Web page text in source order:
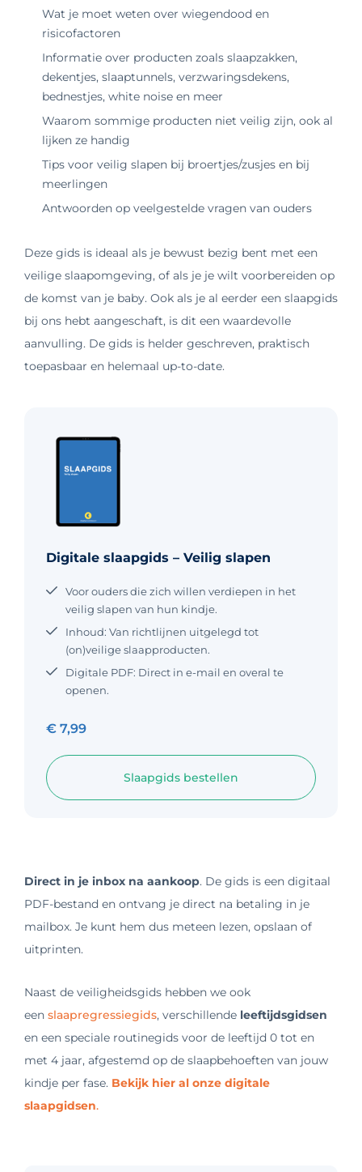
Wat je moet weten over wiegendood en
risicofactoren
Informatie over producten zoals slaapzakken,
dekentjes, slaaptunnels, verzwaringsdekens,
bednestjes, white noise en meer
Waarom sommige producten niet veilig zijn, ook al
lijken ze handig
Tips voor veilig slapen bij broertjes/zusjes en bij
meerlingen
Antwoorden op veelgestelde vragen van ouders
Deze gids is ideaal als je bewust bezig bent met een
veilige slaapomgeving, of als je je wilt voorbereiden op
de komst van je baby. Ook als je al eerder een slaapgids
bij ons hebt aangeschaft, is dit een waardevolle
aanvulling. De gids is helder geschreven, praktisch
toepasbaar en helemaal up-to-date.
Digitale slaapgids – Veilig slapen
Voor ouders die zich willen verdiepen in het
veilig slapen van hun kindje.
Inhoud: Van richtlijnen uitgelegd tot
(on)veilige slaapproducten.
Digitale PDF: Direct in e-mail en overal te
openen.
€ 7,99
Slaapgids bestellen
Direct in je inbox na aankoop. De gids is een digitaal
PDF-bestand en ontvang je direct na betaling in je
mailbox. Je kunt hem dus meteen lezen, opslaan of
uitprinten.
Naast de veiligheidsgids hebben we ook
een slaapregressiegids, verschillende leeftijdsgidsen
en een speciale routinegids voor de leeftijd 0 tot en
met 4 jaar, afgestemd op de slaapbehoeften van jouw
kindje per fase. Bekijk hier al onze digitale
slaapgidsen.